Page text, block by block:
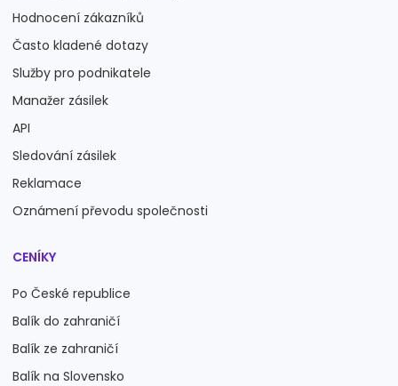
Hodnocení zákazníků
Často kladené dotazy
Služby pro podnikatele
Manažer zásilek
API
Sledování zásilek
Reklamace
Oznámení převodu společnosti
CENÍKY
Po České republice
Balík do zahraničí
Balík ze zahraničí
Balík na Slovensko